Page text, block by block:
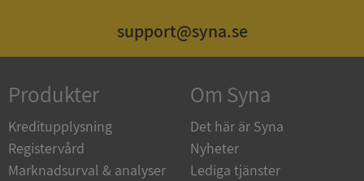
support@syna.se
Produkter
Kreditupplysning
Registervård
Marknadsurval & analyser
Om Syna
Det här är Syna
Nyheter
Lediga tjänster
Corporation
de.syna.se